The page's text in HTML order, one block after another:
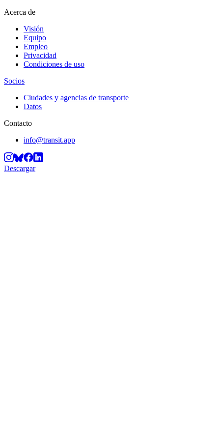
Acerca de
Visión
Equipo
Empleo
Privacidad
Condiciones de uso
Socios
Ciudades y agencias de transporte
Datos
Contacto
info@transit.app
Descargar